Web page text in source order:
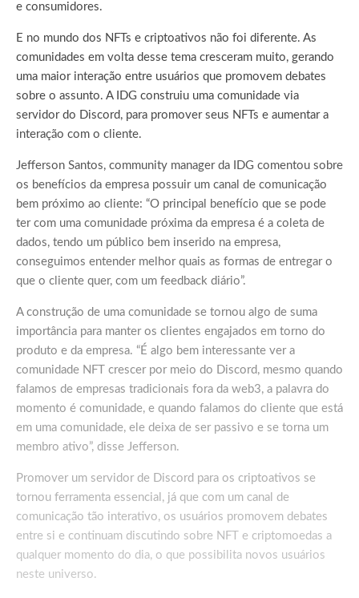
e consumidores.
E no mundo dos NFTs e criptoativos não foi diferente. As
comunidades em volta desse tema cresceram muito, gerando
uma maior interação entre usuários que promovem debates
sobre o assunto. A IDG construiu uma comunidade via
servidor do Discord, para promover seus NFTs e aumentar a
interação com o cliente.
Jefferson Santos, community manager da IDG comentou sobre
os benefícios da empresa possuir um canal de comunicação
bem próximo ao cliente: “O principal benefício que se pode
ter com uma comunidade próxima da empresa é a coleta de
dados, tendo um público bem inserido na empresa,
conseguimos entender melhor quais as formas de entregar o
que o cliente quer, com um feedback diário”.
A construção de uma comunidade se tornou algo de suma
importância para manter os clientes engajados em torno do
produto e da empresa. “É algo bem interessante ver a
comunidade NFT crescer por meio do Discord, mesmo quando
falamos de empresas tradicionais fora da web3, a palavra do
momento é comunidade, e quando falamos do cliente que está
em uma comunidade, ele deixa de ser passivo e se torna um
membro ativo”, disse Jefferson.
Promover um servidor de Discord para os criptoativos se
tornou ferramenta essencial, já que com um canal de
comunicação tão interativo, os usuários promovem debates
entre si e continuam discutindo sobre NFT e criptomoedas a
qualquer momento do dia, o que possibilita novos usuários
neste universo.